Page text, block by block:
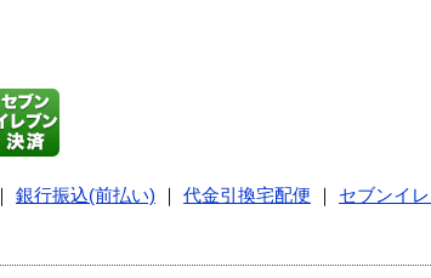
銀行振込(前払い) 代金引換宅配便
セブンイ